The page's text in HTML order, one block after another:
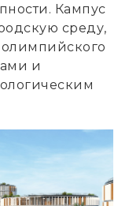
Кампус
среду,
и